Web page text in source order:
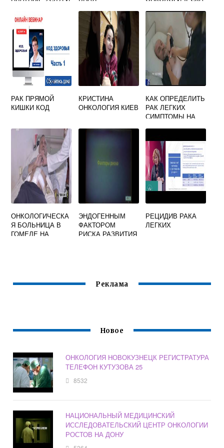
РАК ПРЯМОЙ
КИШКИ КОД
КРИСТИНА
ОНКОЛОГИЯ КИЕВ
КАК ОПРЕДЕЛИТЬ
РАК ЛЕГКИХ
СИМПТОМЫ НА
ОНКОЛОГИЧЕСКА
Я БОЛЬНИЦА В
ГОМЕЛЕ НА
ЭНДОГЕННЫМ
ФАКТОРОМ
РИСКА РАЗВИТИЯ
РЕЦИДИВ РАКА
ЛЕГКИХ
Реклама
Новое
ОНКОЛОГИЯ НОВОКУЗНЕЦК РЕГИСТРАТУРА
ТЕЛЕФОН КУТУЗОВА 25
8532
НАЦИОНАЛЬНЫЙ МЕДИЦИНСКИЙ
ИССЛЕДОВАТЕЛЬСКИЙ ЦЕНТР ОНКОЛОГИИ
РОСТОВ НА ДОНУ